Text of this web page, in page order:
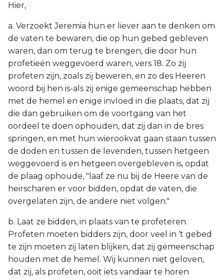
Hier,
a. Verzoekt Jeremia hun er liever aan te denken om
de vaten te bewaren, die op hun gebed gebleven
waren, dan om terug te brengen, die door hun
profetieën weggevoerd waren, vers 18. Zo zij
profeten zijn, zoals zij beweren, en zo des Heeren
woord bij hen is-als zij enige gemeenschap hebben
met de hemel en enige invloed in die plaats, dat zij
die dan gebruiken om de voortgang van het
oordeel te doen ophouden, dat zij dan in de bres
springen, en met hun wierookvat gaan staan tussen
de doden en tussen de levenden, tussen hetgeen
weggevoerd is en hetgeen overgebleven is, opdat
de plaag ophoude, "laaf ze nu bij de Heere van de
heirscharen er voor bidden, opdat de vaten, die
overgelaten zijn, de andere niet volgen."
b. Laat ze bidden, in plaats van te profeteren.
Profeten moeten bidders zijn, door veel in ‘t gebed
te zijn moeten zij laten blijken, dat zij gemeenschap
houden met de hemel. Wij kunnen niet geloven,
dat zij, als profeten, ooit iets vandaar te horen